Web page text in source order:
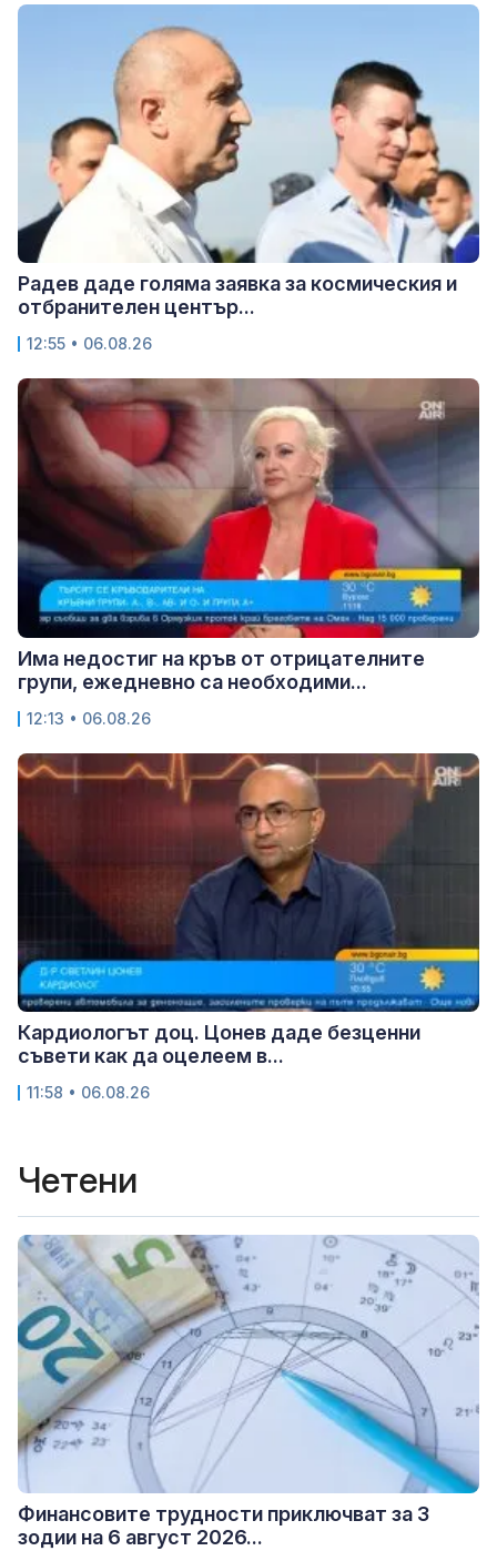
Радев даде голяма заявка за космическия и
отбранителен център...
12:55 • 06.08.26
Има недостиг на кръв от отрицателните
групи, ежедневно са необходими...
12:13 • 06.08.26
Кардиологът доц. Цонев даде безценни
съвети как да оцелеем в...
11:58 • 06.08.26
Четени
Финансовите трудности приключват за 3
зодии на 6 август 2026...